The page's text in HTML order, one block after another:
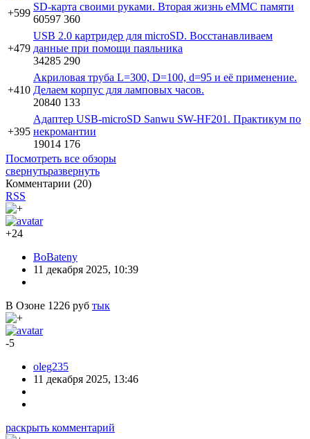
+599
SD-карта своими руками. Вторая жизнь eMMC памяти
60597 360
+479
USB 2.0 картридер для microSD. Восстанавливаем
данные при помощи паяльника
34285 290
+410
Акриловая труба L=300, D=100, d=95 и её применение.
Делаем корпус для ламповых часов.
20840 133
+395
Адаптер USB-microSD Sanwu SW-HF201. Практикум по
некромантии
19014 176
Посмотреть все обзоры
свернутьразвернуть
Комментарии (20)
RSS
+24
BoBateny
11 декабря 2025, 10:39
В Озоне 1226 руб тык
-5
oleg235
11 декабря 2025, 13:46
раскрыть комментарий